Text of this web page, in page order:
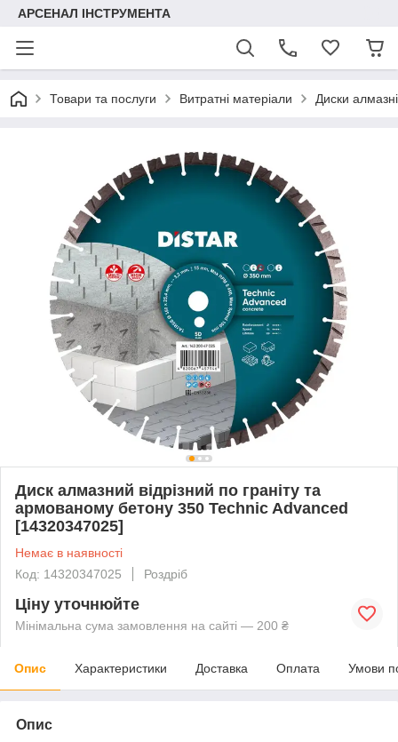
АРСЕНАЛ ІНСТРУМЕНТА
Товари та послуги Витратні матеріали Диски алмазні
Диск алмазний відрізний по граніту та
армованому бетону 350 Technic Advanced
[14320347025]
Немає в наявності
Код: 14320347025
Роздріб
Ціну уточнюйте
Мінімальна сума замовлення на сайті — 200 ₴
Опис Характеристики Доставка Оплата Умови
Опис